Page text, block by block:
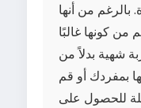
بالرغم من أنها
كونها غالبًا
شهية بدلاً من
بمفردك أو قم
للحصول على